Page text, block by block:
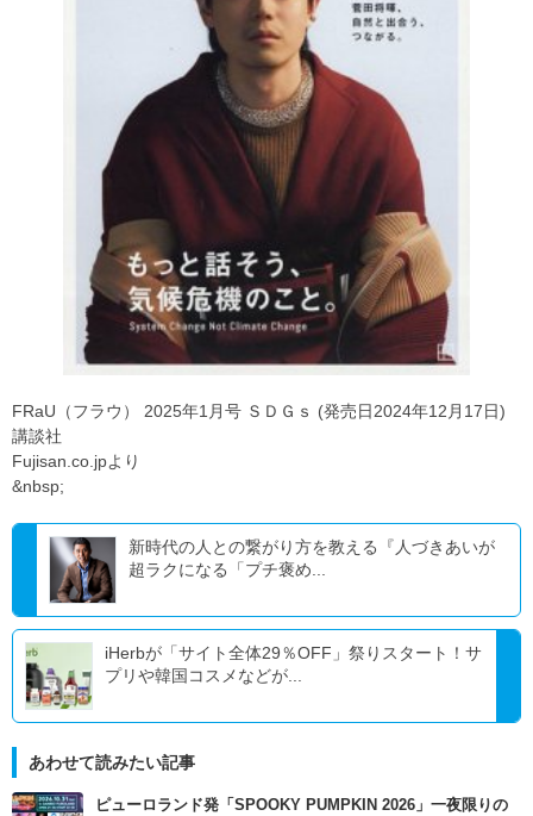
FRaU（フラウ） 2025年1月号 ＳＤＧｓ (発売日2024年12月17日)
講談社
Fujisan.co.jpより
&nbsp;
新時代の人との繋がり方を教える『人づきあいが
超ラクになる「プチ褒め...
iHerbが「サイト全体29％OFF」祭りスタート！サ
プリや韓国コスメなどが...
あわせて読みたい記事
ピューロランド発「SPOOKY PUMPKIN 2026」一夜限りの